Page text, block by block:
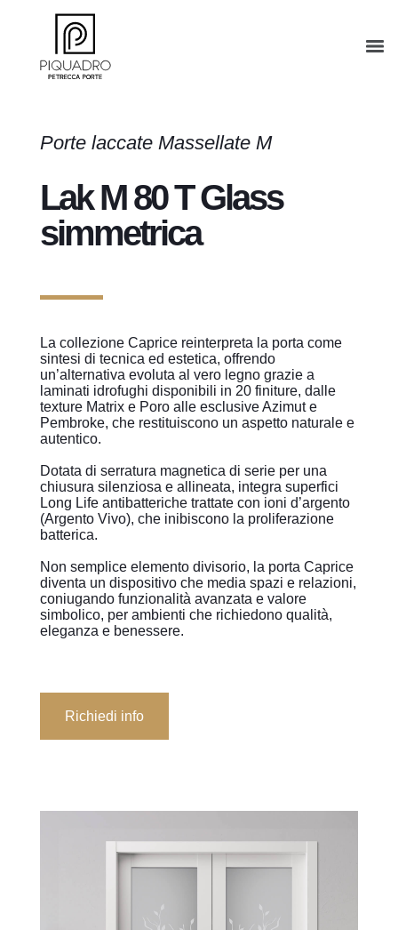
Porte laccate Massellate M
Lak M 80 T Glass
simmetrica
La collezione Caprice reinterpreta la porta come
sintesi di tecnica ed estetica, offrendo
un’alternativa evoluta al vero legno grazie a
laminati idrofughi disponibili in 20 finiture, dalle
texture Matrix e Poro alle esclusive Azimut e
Pembroke, che restituiscono un aspetto naturale e
autentico.
Dotata di serratura magnetica di serie per una
chiusura silenziosa e allineata, integra superfici
Long Life antibatteriche trattate con ioni d’argento
(Argento Vivo), che inibiscono la proliferazione
batterica.
Non semplice elemento divisorio, la porta Caprice
diventa un dispositivo che media spazi e relazioni,
coniugando funzionalità avanzata e valore
simbolico, per ambienti che richiedono qualità,
eleganza e benessere.
Richiedi info